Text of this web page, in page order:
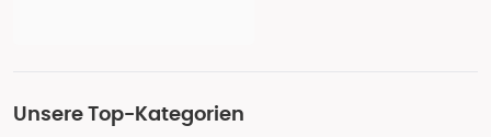
Unsere Top-Kategorien